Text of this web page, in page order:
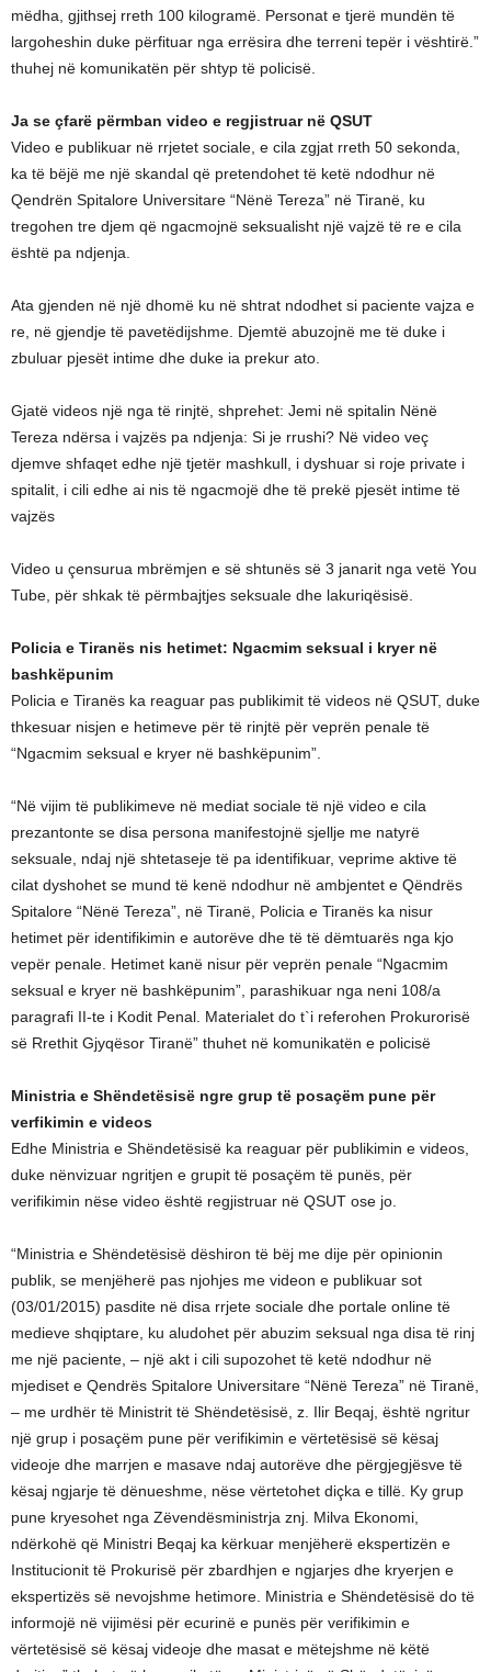
mëdha, gjithsej rreth 100 kilogramë. Personat e tjerë mundën të
largoheshin duke përfituar nga errësira dhe terreni tepër i vështirë.”
thuhej në komunikatën për shtyp të policisë.
Ja se çfarë përmban video e regjistruar në QSUT
Video e publikuar në rrjetet sociale, e cila zgjat rreth 50 sekonda,
ka të bëjë me një skandal që pretendohet të ketë ndodhur në
Qendrën Spitalore Universitare “Nënë Tereza” në Tiranë, ku
tregohen tre djem që ngacmojnë seksualisht një vajzë të re e cila
është pa ndjenja.
Ata gjenden në një dhomë ku në shtrat ndodhet si paciente vajza e
re, në gjendje të pavetëdijshme. Djemtë abuzojnë me të duke i
zbuluar pjesët intime dhe duke ia prekur ato.
Gjatë videos një nga të rinjtë, shprehet: Jemi në spitalin Nënë
Tereza ndërsa i vajzës pa ndjenja: Si je rrushi? Në video veç
djemve shfaqet edhe një tjetër mashkull, i dyshuar si roje private i
spitalit, i cili edhe ai nis të ngacmojë dhe të prekë pjesët intime të
vajzës
Video u çensurua mbrëmjen e së shtunës së 3 janarit nga vetë You
Tube, për shkak të përmbajtjes seksuale dhe lakuriqësisë.
Policia e Tiranës nis hetimet: Ngacmim seksual i kryer në
bashkëpunim
Policia e Tiranës ka reaguar pas publikimit të videos në QSUT, duke
thkesuar nisjen e hetimeve për të rinjtë për veprën penale të
“Ngacmim seksual e kryer në bashkëpunim”.
“Në vijim të publikimeve në mediat sociale të një video e cila
prezantonte se disa persona manifestojnë sjellje me natyrë
seksuale, ndaj një shtetaseje të pa identifikuar, veprime aktive të
cilat dyshohet se mund të kenë ndodhur në ambjentet e Qëndrës
Spitalore “Nënë Tereza”, në Tiranë, Policia e Tiranës ka nisur
hetimet për identifikimin e autorëve dhe të të dëmtuarës nga kjo
vepër penale. Hetimet kanë nisur për veprën penale “Ngacmim
seksual e kryer në bashkëpunim”, parashikuar nga neni 108/a
paragrafi II-te i Kodit Penal. Materialet do t`i referohen Prokurorisë
së Rrethit Gjyqësor Tiranë” thuhet në komunikatën e policisë
Ministria e Shëndetësisë ngre grup të posaçëm pune për
verfikimin e videos
Edhe Ministria e Shëndetësisë ka reaguar për publikimin e videos,
duke nënvizuar ngritjen e grupit të posaçëm të punës, për
verifikimin nëse video është regjistruar në QSUT ose jo.
“Ministria e Shëndetësisë dëshiron të bëj me dije për opinionin
publik, se menjëherë pas njohjes me videon e publikuar sot
(03/01/2015) pasdite në disa rrjete sociale dhe portale online të
medieve shqiptare, ku aludohet për abuzim seksual nga disa të rinj
me një paciente, – një akt i cili supozohet të ketë ndodhur në
mjediset e Qendrës Spitalore Universitare “Nënë Tereza” në Tiranë,
– me urdhër të Ministrit të Shëndetësisë, z. Ilir Beqaj, është ngritur
një grup i posaçëm pune për verifikimin e vërtetësisë së kësaj
videoje dhe marrjen e masave ndaj autorëve dhe përgjegjësve të
kësaj ngjarje të dënueshme, nëse vërtetohet diçka e tillë. Ky grup
pune kryesohet nga Zëvendësministrja znj. Milva Ekonomi,
ndërkohë që Ministri Beqaj ka kërkuar menjëherë ekspertizën e
Institucionit të Prokurisë për zbardhjen e ngjarjes dhe kryerjen e
ekspertizës së nevojshme hetimore. Ministria e Shëndetësisë do të
informojë në vijimësi për ecurinë e punës për verifikimin e
vërtetësisë së kësaj videoje dhe masat e mëtejshme në këtë